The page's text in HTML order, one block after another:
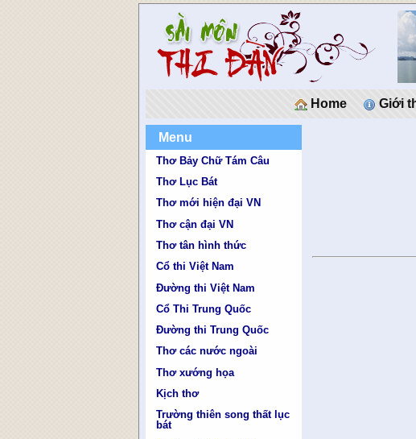
Home Giới
Menu
Thơ Bảy Chữ Tám Câu
Thơ Lục Bát
Thơ mới hiện đại VN
Thơ cận đại VN
Thơ tân hình thức
Cổ thi Việt Nam
Đường thi Việt Nam
Cổ Thi Trung Quốc
Đường thi Trung Quốc
Thơ các nước ngoài
Thơ xướng họa
Kịch thơ
Trường thiên song thất lục
bát